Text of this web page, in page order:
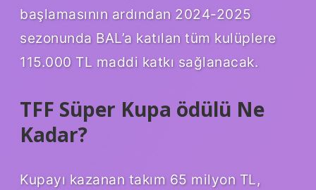
başlamasının ardından 2024-2025
sezonunda BAL’a katılan tüm kulüplere
115.000 TL maddi katkı sağlanacak.
TFF Süper Kupa ödülü Ne
Kadar?
Kupayı kazanan takım 65 milyon TL,